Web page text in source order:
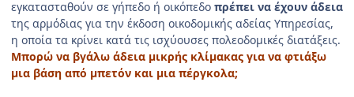
εγκατασταθούν σε γήπεδο ή οικόπεδο πρέπει να έχουν άδεια
της αρμόδιας για την έκδοση οικοδομικής αδείας Υπηρεσίας,
η οποία τα κρίνει κατά τις ισχύουσες πολεοδομικές διατάξεις.
Μπορώ να βγάλω άδεια μικρής κλίμακας για να φτιάξω
μια βάση από μπετόν και μια πέργκολα;